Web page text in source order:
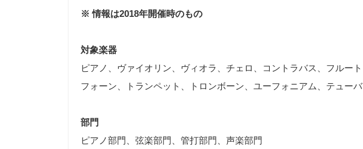
※ 情報は2018年開催時のもの
対象楽器
ピアノ、ヴァイオリン、ヴィオラ、チェロ、コントラバス、フルー
フォーン、トランペット、トロンボーン、ユーフォニアム、テュー
部門
ピアノ部門、弦楽部門、管打部門、声楽部門